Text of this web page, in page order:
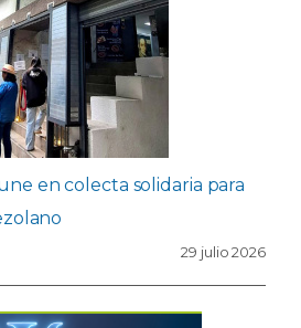
en colecta solidaria para
29 julio 2026